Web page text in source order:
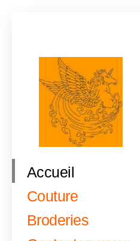
Accueil
Couture
Broderies